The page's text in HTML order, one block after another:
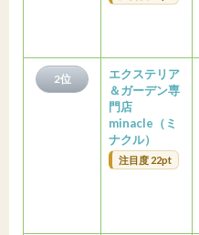
2位
エクステリア
＆ガーデン専
門店
minacle（ミ
ナクル）
注目度 22pt